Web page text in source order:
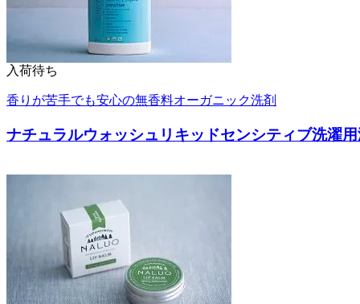
入荷待ち
香りが苦手でも安心の無香料オーガニック洗剤
ナチュラルウォッシュリキッドセンシティブ洗濯用